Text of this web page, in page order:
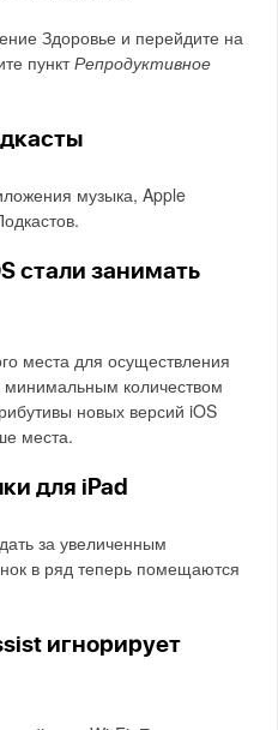
Здоровье и перейдите на
пунктРепродуктивное
музыка, Apple
стали занимать
места для осуществления
минимальным количеством
новых версий iOS
места.
для iPad
за увеличенным
в ряд теперь помещаются
игнорирует